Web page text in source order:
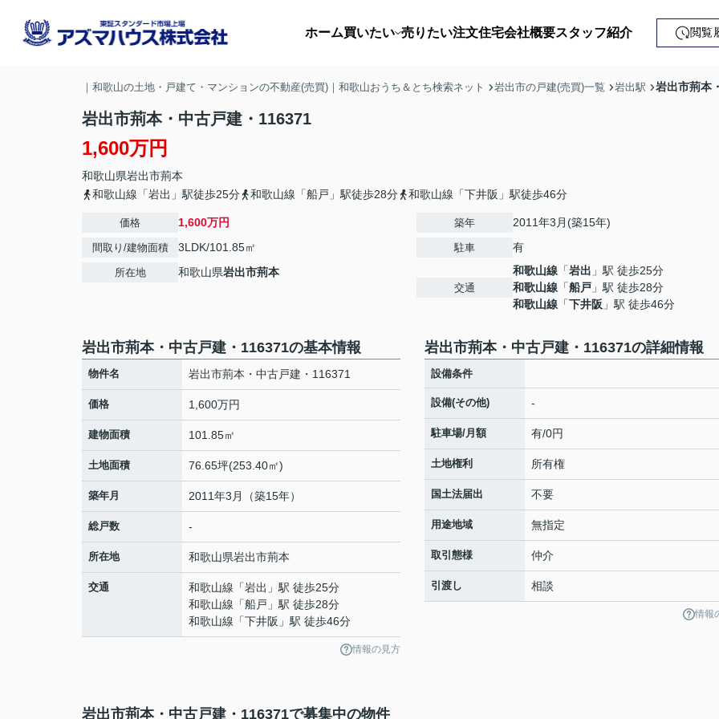
ホーム買いたい
収益・事業用
売りたい注文住宅会社概要スタッフ紹介 閲覧
｜和歌山の土地・戸建て・マンションの不動産(売買)｜和歌山おうち＆とち検索ネット 岩出市の戸建(売買)一覧 岩出駅 岩出市荊本
岩出市荊本・中古戸建・116371
1,600万円
和歌山県岩出市荊本
和歌山線「岩出」駅徒歩25分
和歌山線「船戸」駅徒歩28分 和歌山線「下井阪」駅徒歩46分
価格 1,600万円
間取り/建物面積 3LDK/101.85㎡
所在地 和歌山県岩出市荊本
築年 2011年3月(築15年)
駐車 有
交通
和歌山線 「岩出 」駅 徒歩25分
和歌山線 「船戸 」駅 徒歩28分
和歌山線 「下井阪 」駅 徒歩46分
岩出市荊本・中古戸建・116371の基本情報
物件名 岩出市荊本・中古戸建・116371
価格 1,600万円
建物面積 101.85㎡
土地面積 76.65坪(253.40㎡)
築年月 2011年3月（築15年）
総戸数 -
所在地 和歌山県岩出市荊本
交通 和歌山線 「岩出 」駅 徒歩25分
和歌山線 「船戸 」駅 徒歩28分
和歌山線 「下井阪 」駅 徒歩46分
情報の見方
岩出市荊本・中古戸建・116371の詳細情報
設備条件
設備(その他) -
駐車場/月額 有/0円
土地権利 所有権
国土法届出 不要
用途地域 無指定
取引態様 仲介
引渡し 相談
情報
岩出市荊本・中古戸建・116371で募集中の物件